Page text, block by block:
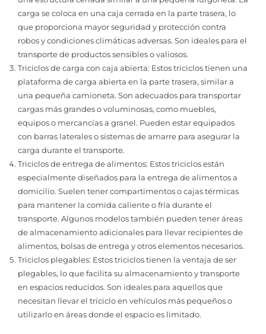
carga se coloca en una caja cerrada en la parte trasera, lo
que proporciona mayor seguridad y protección contra
robos y condiciones climáticas adversas. Son ideales para el
transporte de productos sensibles o valiosos.
Triciclos de carga con caja abierta: Estos triciclos tienen una
plataforma de carga abierta en la parte trasera, similar a
una pequeña camioneta. Son adecuados para transportar
cargas más grandes o voluminosas, como muebles,
equipos o mercancías a granel. Pueden estar equipados
con barras laterales o sistemas de amarre para asegurar la
carga durante el transporte.
Triciclos de entrega de alimentos: Estos triciclos están
especialmente diseñados para la entrega de alimentos a
domicilio. Suelen tener compartimentos o cajas térmicas
para mantener la comida caliente o fría durante el
transporte. Algunos modelos también pueden tener áreas
de almacenamiento adicionales para llevar recipientes de
alimentos, bolsas de entrega y otros elementos necesarios.
Triciclos plegables: Estos triciclos tienen la ventaja de ser
plegables, lo que facilita su almacenamiento y transporte
en espacios reducidos. Son ideales para aquellos que
necesitan llevar el triciclo en vehículos más pequeños o
utilizarlo en áreas donde el espacio es limitado.